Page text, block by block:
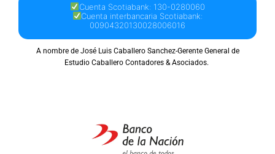
Cuenta Scotiabank: 130-0280060
Cuenta interbancaria Scotiabank:
00904320130028006016
A nombre de José Luis Caballero Sanchez-Gerente General de
Estudio Caballero Contadores & Asociados.